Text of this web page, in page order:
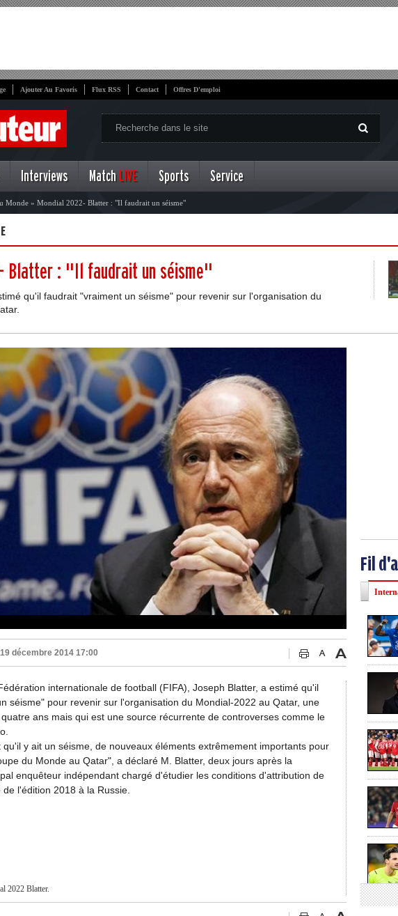
Ajouter Au Favoris Flux RSS Contact Offres D'emploi
Interviews Match LIVE Sports Service
Monde » Mondial 2022- Blatter : "Il faudrait un séisme"
Blatter : "Il faudrait un séisme"
qu'il faudrait "vraiment un séisme" pour revenir sur l'organisation du
décembre 2014 17:00
internationale de football (FIFA), Joseph Blatter, a estimé qu'il
séisme" pour revenir sur l'organisation du Mondial-2022 au Qatar, une
ans mais qui est une source récurrente de controverses comme le
y ait un séisme, de nouveaux éléments extrêmement importants pour
du Monde au Qatar", a déclaré M. Blatter, deux jours après la
enquêteur indépendant chargé d'étudier les conditions d'attribution de
l'édition 2018 à la Russie.
2022 Blatter.
Fil